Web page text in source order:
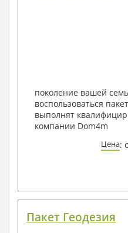
поколение вашей
воспользоваться
выполнят
компании Dom4m
Цена:
Пакет Геодезия